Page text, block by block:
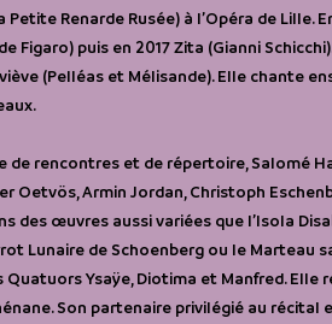
Petite Renarde Rusée) à l’Opéra de
Figaro) puis en 2017 Zita (Gianni
(Pelléas et Mélisande). Elle chante
de rencontres et de répertoire, Salomé
Oetvös, Armin Jordan, Christoph
des œuvres aussi variées que l’Isola
Lunaire de Schoenberg ou le
Quatuors Ysaÿe, Diotima et Manfred.
Son partenaire privilégié au